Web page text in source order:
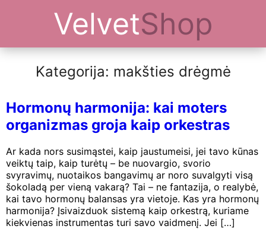
VelvetShop
Kategorija: makšties drėgmė
Hormonų harmonija: kai moters
organizmas groja kaip orkestras
Ar kada nors susimąstei, kaip jaustumeisi, jei tavo kūnas
veiktų taip, kaip turėtų – be nuovargio, svorio
svyravimų, nuotaikos bangavimų ar noro suvalgyti visą
šokoladą per vieną vakarą? Tai – ne fantazija, o realybė,
kai tavo hormonų balansas yra vietoje. Kas yra hormonų
harmonija? Įsivaizduok sistemą kaip orkestrą, kuriame
kiekvienas instrumentas turi savo vaidmenį. Jei […]